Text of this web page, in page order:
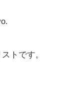
トです。